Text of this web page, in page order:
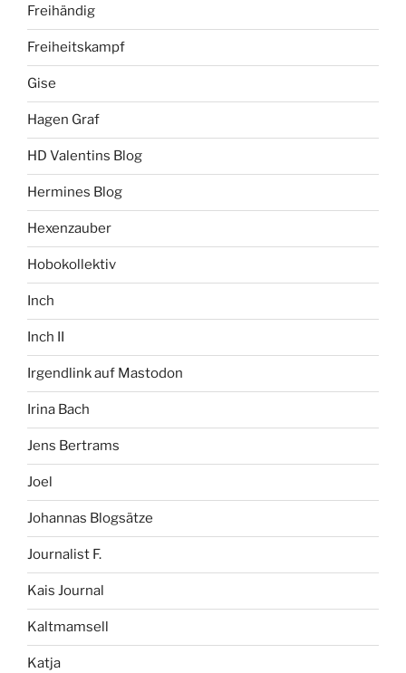
Freihändig
Freiheitskampf
Gise
Hagen Graf
HD Valentins Blog
Hermines Blog
Hexenzauber
Hobokollektiv
Inch
Inch II
Irgendlink auf Mastodon
Irina Bach
Jens Bertrams
Joel
Johannas Blogsätze
Journalist F.
Kais Journal
Kaltmamsell
Katja